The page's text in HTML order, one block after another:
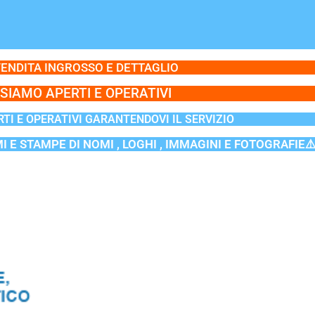
INGROSSO E DETTAGLIO
SIAMO APERTI E OPERATIVI
E OPERATIVI GARANTENDOVI IL SERVIZIO
E STAMPE DI NOMI , LOGHI , IMMAGINI E